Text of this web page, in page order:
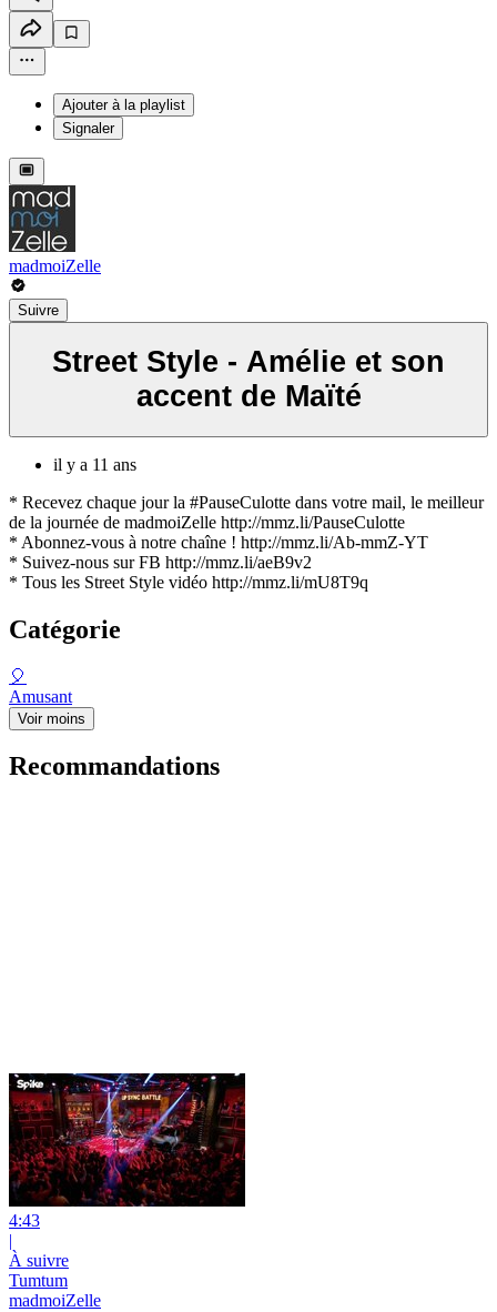
Ajouter à la playlist
Signaler
madmoiZelle
Suivre
Street Style - Amélie et son
accent de Maïté
il y a 11 ans
* Recevez chaque jour la #PauseCulotte dans votre mail, le meilleur
de la journée de madmoiZelle http://mmz.li/PauseCulotte
* Abonnez-vous à notre chaîne ! http://mmz.li/Ab-mmZ-YT
* Suivez-nous sur FB http://mmz.li/aeB9v2
* Tous les Street Style vidéo http://mmz.li/mU8T9q
Catégorie
🎈
Amusant
Voir moins
Recommandations
4:43
|
À suivre
Tumtum
madmoiZelle